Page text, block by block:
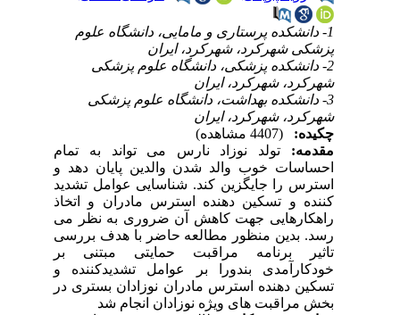
1- دانشکده پرستاری و مامایی، دانشگاه علوم
پزشکی شهرکرد، شهرکرد، ایران
2- دانشکده پزشکی، دانشگاه علوم پزشکی
شهرکرد، شهرکرد، ایران
3- دانشکده بهداشت، دانشگاه علوم پزشکی
شهرکرد، شهرکرد، ایران
چکیده:
مقدمه:تولد نوزاد نارس می تواند به تمام
احساسات خوب والد شدن والدین پایان دهد و
استرس را جایگزین کند. شناسایی عوامل تشدید
کننده و تسکین دهنده استرس مادران و اتخاذ
راهکارهایی جهت کاهش آن ضروری به نظر می
رسد. بدین منظور مطالعه حاضربا هدف بررسی
تاثیر برنامه مراقبت حمایتی مبتنی بر
خودکارآمدی بندورا بر عوامل تشدیدکننده و
تسکین دهنده استرس مادران نوزادان بستری در
بخش مراقبت های ویژه نوزادان انجام شد